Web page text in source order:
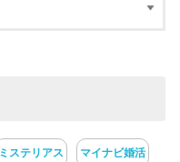
ミステリアス マイナビ婚活